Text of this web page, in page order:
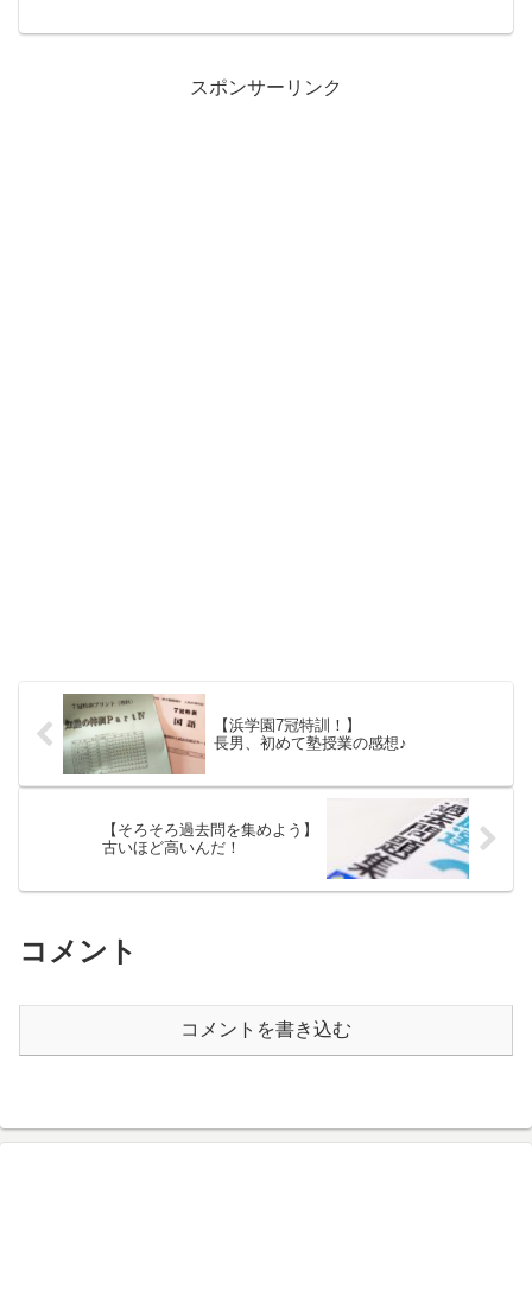
スポンサーリンク
【浜学園7冠特訓！】
長男、初めて塾授業の感想♪
【そろそろ過去問を集めよう】
古いほど高いんだ！
コメント
コメントを書き込む